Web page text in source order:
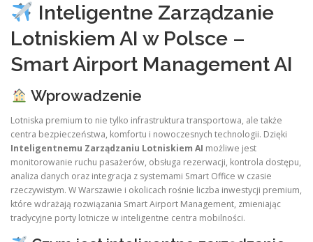
Inteligentne Zarządzanie
Lotniskiem AI w Polsce –
Smart Airport Management AI
Wprowadzenie
Lotniska premium to nie tylko infrastruktura transportowa, ale także
centra bezpieczeństwa, komfortu i nowoczesnych technologii. Dzięki
Inteligentnemu Zarządzaniu Lotniskiem AI możliwe jest
monitorowanie ruchu pasażerów, obsługa rezerwacji, kontrola dostępu,
analiza danych oraz integracja z systemami Smart Office w czasie
rzeczywistym. W Warszawie i okolicach rośnie liczba inwestycji premium,
które wdrażają rozwiązania Smart Airport Management, zmieniając
tradycyjne porty lotnicze w inteligentne centra mobilności.